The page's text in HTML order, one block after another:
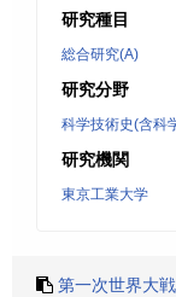
研究種目
総合研究(A)
研究分野
科学技術史(含科
研究機関
東京工業大学
第一次世界大